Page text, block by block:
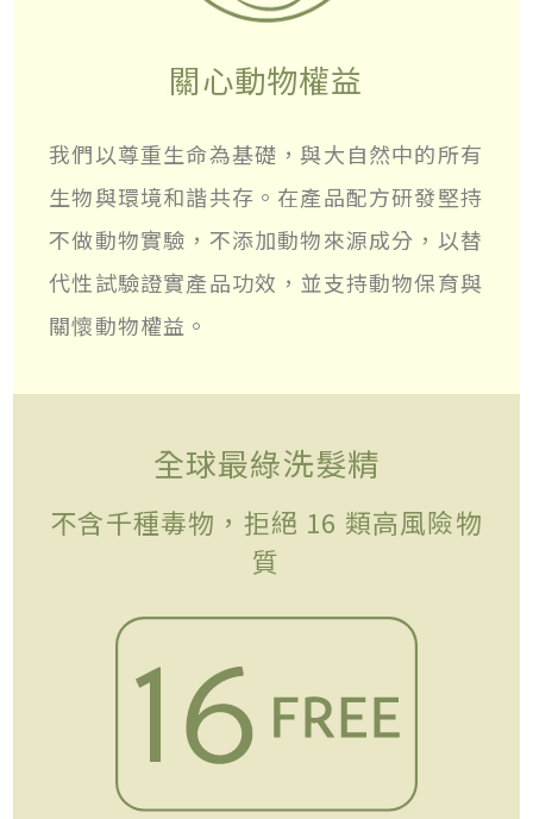
關心動物權益
我們以尊重生命為基礎，與大自然中的所有
生物與環境和諧共存。在產品配方研發堅持
不做動物實驗，不添加動物來源成分，以替
代性試驗證實產品功效，並支持動物保育與
關懷動物權益。
全球最綠洗髮精
不含千種毒物，拒絕 16 類高風險物
質